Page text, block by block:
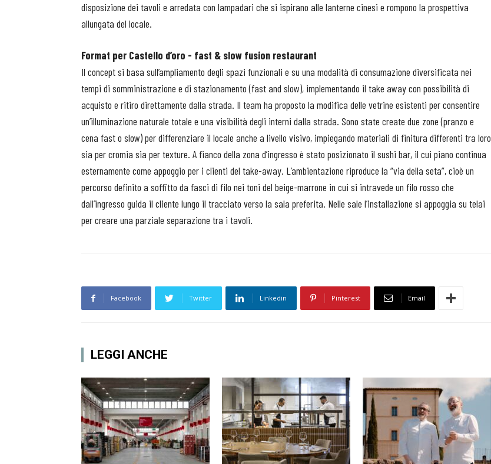
disposizione dei tavoli e arredata con lampadari che si ispirano alle lanterne cinesi e rompono la prospettiva
allungata del locale.
Format per Castello d’oro - fast & slow fusion restaurant
Il concept si basa sull’ampliamento degli spazi funzionali e su una modalità di consumazione diversificata nei
tempi di somministrazione e di stazionamento (fast and slow), implementando il take away con possibilità di
acquisto e ritiro direttamente dalla strada. Il team ha proposto la modifica delle vetrine esistenti per consentire
un’illuminazione naturale totale e una visibilità degli interni dalla strada. Sono state create due zone (pranzo e
cena fast o slow) per differenziare il locale anche a livello visivo, impiegando materiali di finitura differenti tra loro
sia per cromia sia per texture. A fianco della zona d’ingresso è stato posizionato il sushi bar, il cui piano continua
esternamente come appoggio per i clienti del take-away. L’ambientazione riproduce la “via della seta”, cioè un
percorso definito a soffitto da fasci di filo nei toni del beige-marrone in cui si intravede un filo rosso che
dall’ingresso guida il cliente lungo il tracciato verso la sala preferita. Nelle sale l’installazione si appoggia su telai
per creare una parziale separazione tra i tavoli.
Facebook Twitter Linkedin Pinterest Email
LEGGI ANCHE